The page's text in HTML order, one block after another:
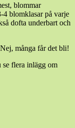
blommar
4 blomklasar på varje
dofta underbart och
många får det bli!
se flera inlägg om